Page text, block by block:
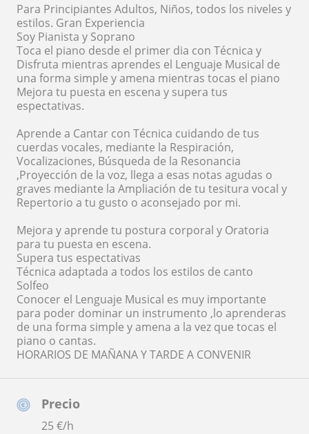
Precio
25€/h
Para Principiantes Adultos, Niños, todos los niveles y
estilos. Gran Experiencia
Soy Pianista y Soprano
Toca el piano desde el primer dia con Técnica y
Disfruta mientras aprendes el Lenguaje Musical de
una forma simple y amena mientras tocas el piano
Mejora tu puesta en escena y supera tus
espectativas.
Aprende a Cantar con Técnica cuidando de tus
cuerdas vocales, mediante la Respiración,
Vocalizaciones, Búsqueda de la Resonancia
,Proyección de la voz, llega a esas notas agudas o
graves mediante la Ampliación de tu tesitura vocal y
Repertorio a tu gusto o aconsejado por mi.
Mejora y aprende tu postura corporal y Oratoria
para tu puesta en escena.
Supera tus espectativas
Técnica adaptada a todos los estilos de canto
Solfeo
Conocer el Lenguaje Musical es muy importante
para poder dominar un instrumento ,lo aprenderas
de una forma simple y amena a la vez que tocas el
piano o cantas.
HORARIOS DE MAÑANA Y TARDE A CONVENIR